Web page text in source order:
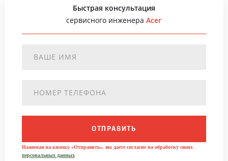
Быстрая консультация
сервисного инженераAcer
ОТПРАВИТЬ
Нажимая на кнопку «Отправить», вы даете согласие на обработку своих
персональных данных